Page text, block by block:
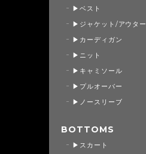
▶ベスト
▶ジャケット/アウター
▶カーディガン
▶ニット
▶キャミソール
▶プルオーバー
▶ノースリーブ
BOTTOMS
▶スカート